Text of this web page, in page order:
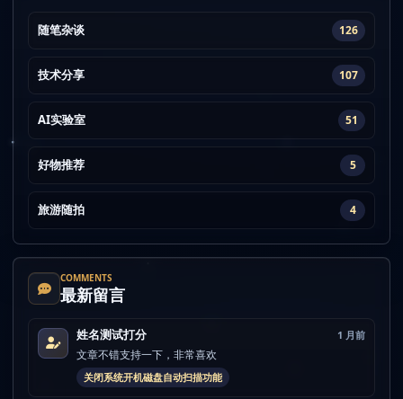
随笔杂谈 126
技术分享 107
AI实验室 51
好物推荐 5
旅游随拍 4
COMMENTS
最新留言
姓名测试打分 1 月前
文章不错支持一下，非常喜欢
关闭系统开机磁盘自动扫描功能